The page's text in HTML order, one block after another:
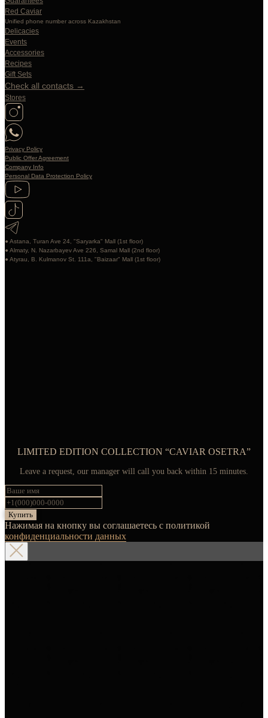
Red Caviar
Unified phone number across Kazakhstan
Delicacies
Events
Accessories
Recipes
Gift Sets
Check all contacts →
Stores
Privacy Policy
Public Offer Agreement
Company Info
Personal Data Protection Policy
● Astana, Turan Ave 24, "Saryarka" Mall (1st floor)
● Almaty, N. Nazarbayev Ave 226, Samal Mall (2nd floor)
● Atyrau, B. Kulmanov St. 111a, "Baizaar" Mall (1st floor)
LIMITED EDITION COLLECTION “CAVIAR OSETRA”
Leave a request, our manager will call you back within 15 minutes.
Купить
Нажимая на кнопку вы соглашаетесь с политикой
конфиденциальности данных